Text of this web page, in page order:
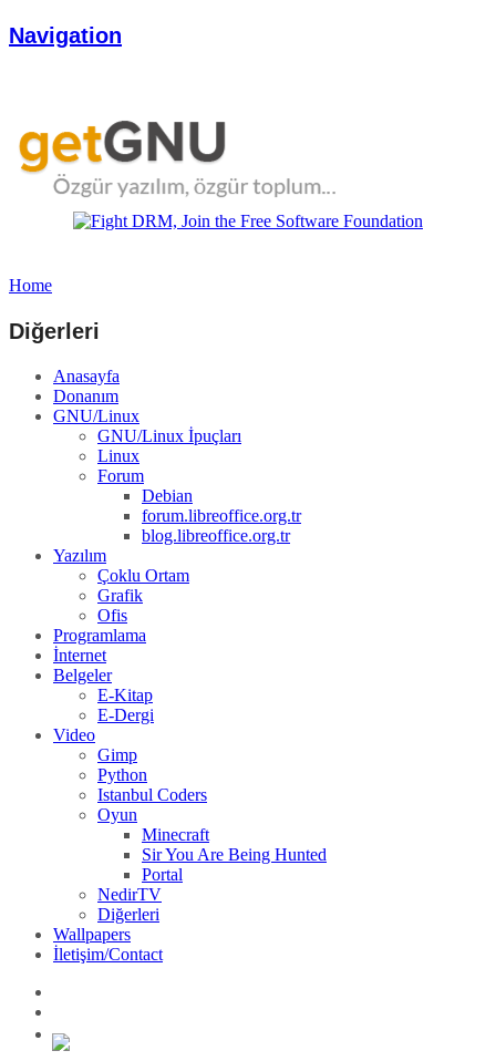
Navigation
Home
Diğerleri
Anasayfa
Donanım
GNU/Linux
GNU/Linux İpuçları
Linux
Forum
Debian
forum.libreoffice.org.tr
blog.libreoffice.org.tr
Yazılım
Çoklu Ortam
Grafik
Ofis
Programlama
İnternet
Belgeler
E-Kitap
E-Dergi
Video
Gimp
Python
Istanbul Coders
Oyun
Minecraft
Sir You Are Being Hunted
Portal
NedirTV
Diğerleri
Wallpapers
İletişim/Contact